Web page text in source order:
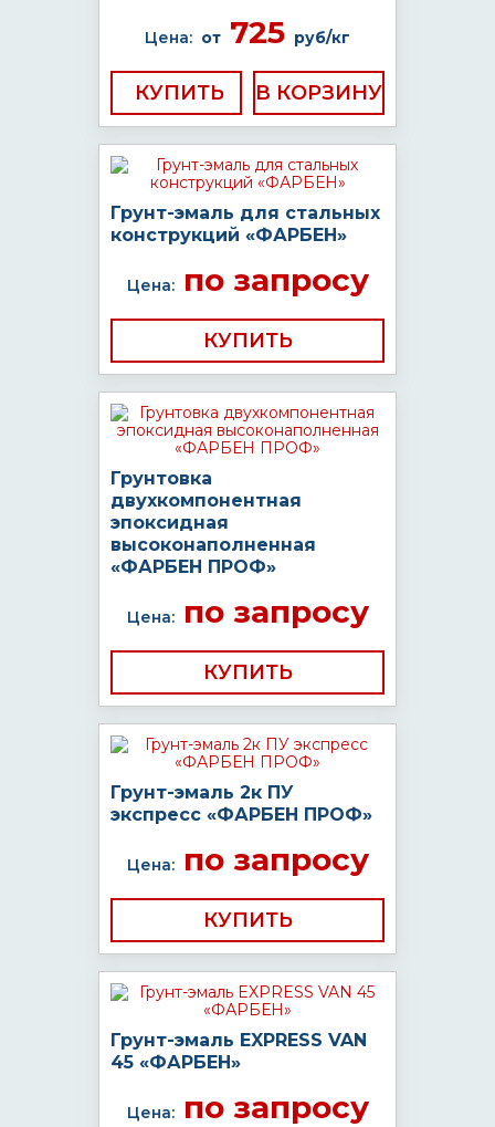
Цена: от 725 руб/кг
КУПИТЬ
Грунт-эмаль для стальных
конструкций «ФАРБЕН»
Цена:по запросу
КУПИТЬ
Грунтовка
двухкомпонентная
эпоксидная
высоконаполненная
«ФАРБЕН ПРОФ»
Цена:по запросу
КУПИТЬ
Грунт-эмаль 2к ПУ
экспресс «ФАРБЕН ПРОФ»
Цена:по запросу
КУПИТЬ
Грунт-эмаль EXPRESS VAN
45 «ФАРБЕН»
Цена:по запросу